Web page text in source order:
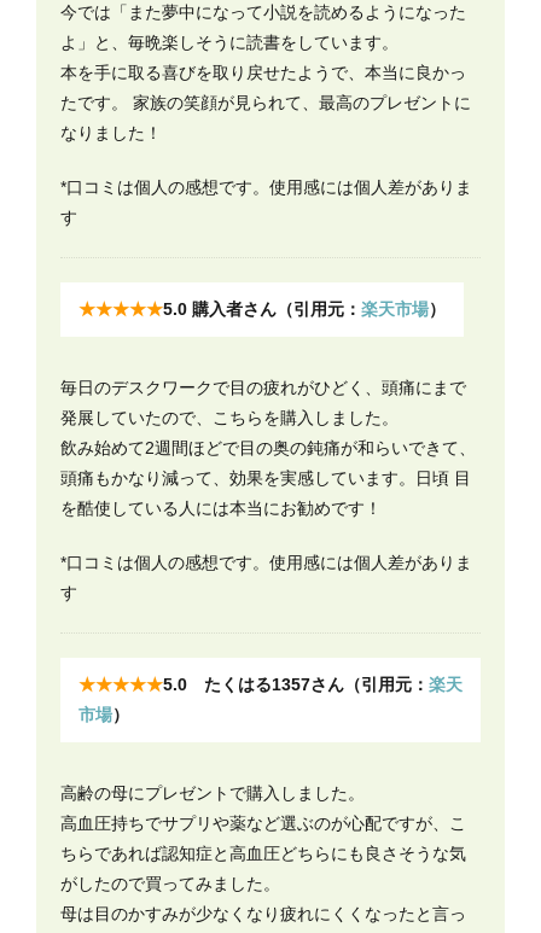
今では「また夢中になって小説を読めるようになった
よ」と、毎晩楽しそうに読書をしています。
本を手に取る喜びを取り戻せたようで、本当に良かっ
たです。 家族の笑顔が見られて、最高のプレゼントに
なりました！
*口コミは個人の感想です。使用感には個人差がありま
す
★★★★★5.0 購入者さん（引用元： 楽天市場）
毎日のデスクワークで目の疲れがひどく、頭痛にまで
発展していたので、こちらを購入しました。
飲み始めて2週間ほどで目の奥の鈍痛が和らいできて、
頭痛もかなり減って、効果を実感しています。日頃 目
を酷使している人には本当にお勧めです！
*口コミは個人の感想です。使用感には個人差がありま
す
★★★★★5.0 たくはる1357さん（引用元： 楽天
市場）
高齢の母にプレゼントで購入しました。
高血圧持ちでサプリや薬など選ぶのが心配ですが、こ
ちらであれば認知症と高血圧どちらにも良さそうな気
がしたので買ってみました。
母は目のかすみが少なくなり疲れにくくなったと言っ